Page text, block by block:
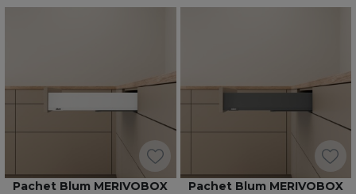
Pachet Blum MERIVOBOX
Pachet Blum MERIVOBOX